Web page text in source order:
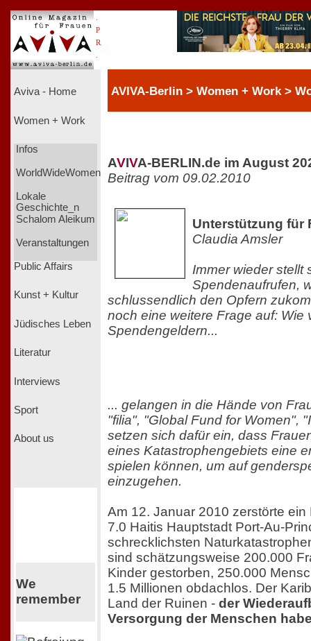
P
R
Aviva - Home
Women + Work
Infos
WorldWideWomen
Lokale
Geschichte_n
Schalom Aleikum
Veranstaltungen
Public Affairs
Kunst + Kultur
Jüdisches Leben
Literatur
Interviews
Sport
About us
We
remember
AVIVA-Berlin > Women + Work >
AVIVA-BERLIN.de im August
Beitrag vom 09.02.2010
Unterstützung für
Claudia Amsler
Immer wieder stellt
Spendenaufrufen,
schlussendlich den Opfern
noch eine weitere Frage auf: Wie
Spendengeldern...
... gelangen in die Hände von
"filia", "Global Fund for Women",
setzen sich dafür ein, dass
eines Katastrophengebiets eine
spielen können, um auf
einzugehen.
Am 12. Januar 2010 zerstörte
7.0 Haitis Hauptstadt Port-Au-
schrecklichsten
sind schätzungsweise 200.000
Kinder gestorben, 250.000
1.5 Millionen obdachlos. Der
Land der Ruinen - der
Versorgung der Menschen